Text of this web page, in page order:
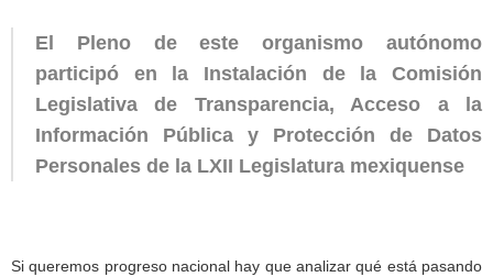
El Pleno de este organismo autónomo
participó en la Instalación de la Comisión
Legislativa de Transparencia, Acceso a la
Información Pública y Protección de Datos
Personales de la LXII Legislatura mexiquense
Si queremos progreso nacional hay que analizar qué está pasando